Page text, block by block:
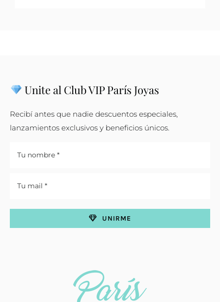
Unite al Club VIP París Joyas
Recibí antes que nadie descuentos especiales,
lanzamientos exclusivos y beneficios únicos.
UNIRME